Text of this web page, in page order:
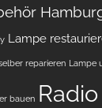
Lampe
reparieren Lampe
bauen